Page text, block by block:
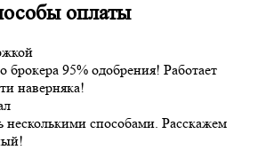
оплаты
брокера 95% одобрения! Работает
наверняка!
способами. Расскажем